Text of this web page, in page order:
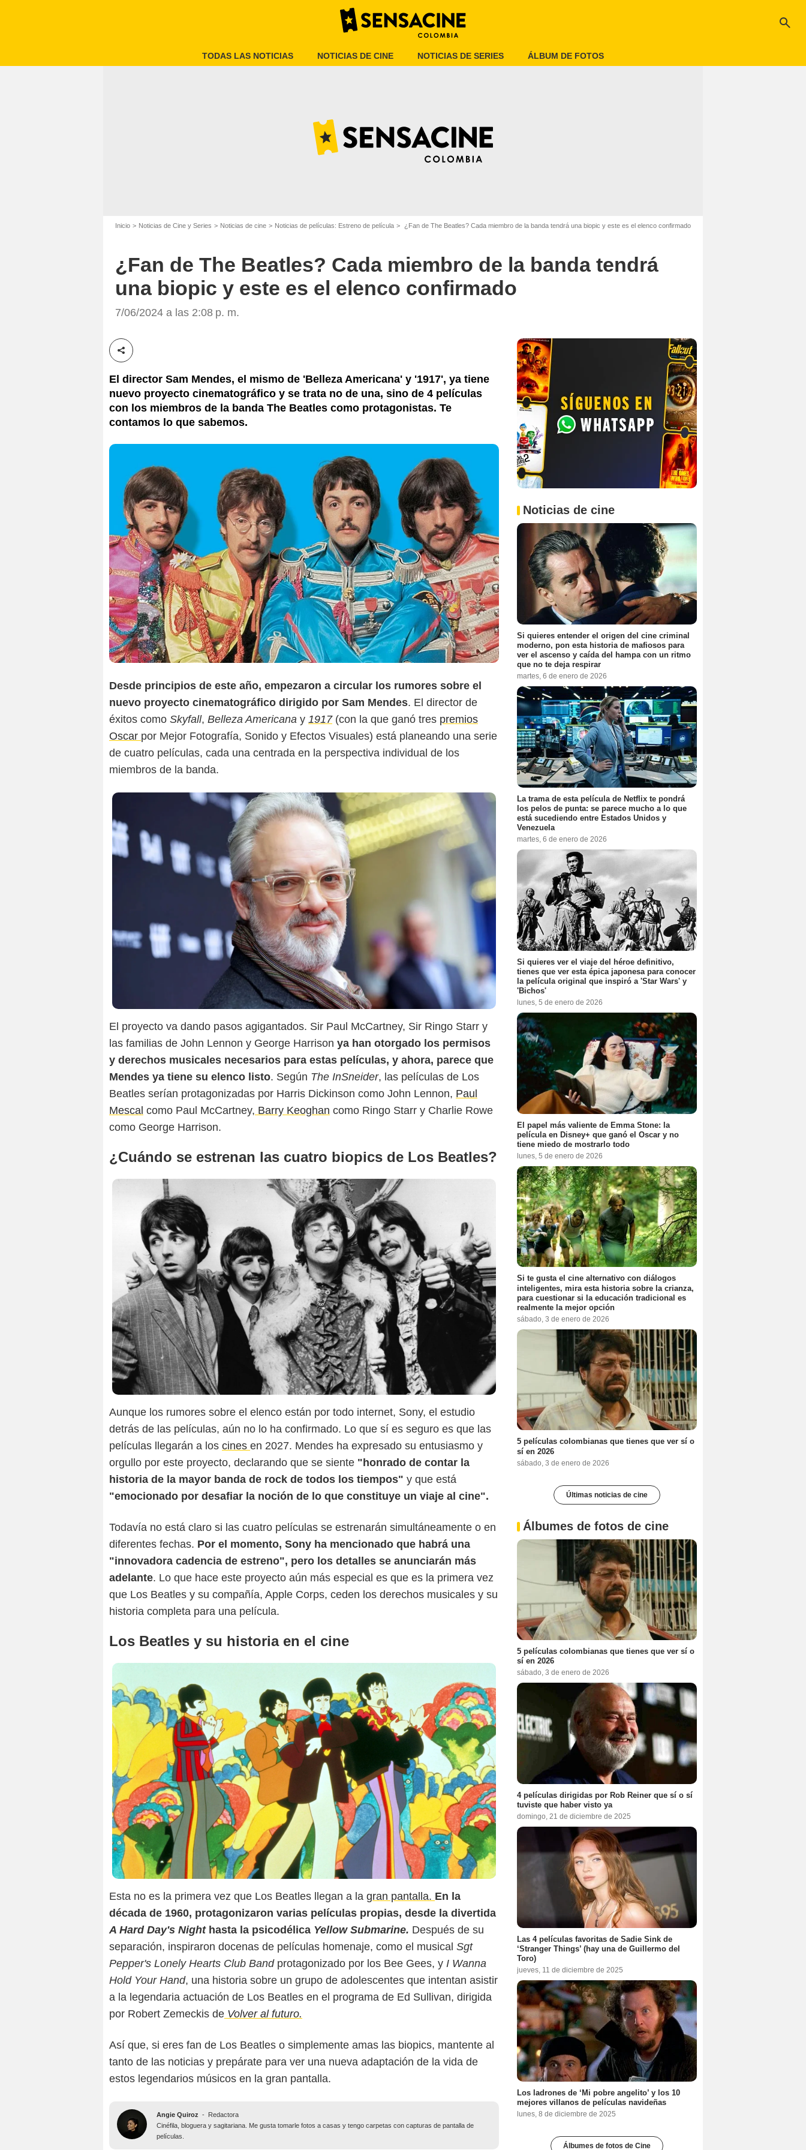
search
TODAS LAS NOTICIAS NOTICIAS DE CINE NOTICIAS DE SERIES ÁLBUM DE FOTOS
Inicio Noticias de Cine y Series Noticias de cine Noticias de películas: Estreno de película ¿Fan de The Beatles? Cada miembro de la banda tendrá una biopic y este es el elenco confirmado
¿Fan de The Beatles? Cada miembro de la banda tendrá
una biopic y este es el elenco confirmado
7/06/2024 a las 2:08 p. m.
Compartir esta noticia
El director Sam Mendes, el mismo de 'Belleza Americana' y '1917', ya tiene
nuevo proyecto cinematográfico y se trata no de una, sino de 4 películas
con los miembros de la banda The Beatles como protagonistas. Te
contamos lo que sabemos.
MovieWeb
Desde principios de este año, empezaron a circular los rumores sobre el
nuevo proyecto cinematográfico dirigido por Sam Mendes. El director de
éxitos como Skyfall, Belleza Americana y 1917 (con la que ganó tres premios
Oscar por Mejor Fotografía, Sonido y Efectos Visuales) está planeando una serie
de cuatro películas, cada una centrada en la perspectiva individual de los
miembros de la banda.
The Hollywood Reporter
El proyecto va dando pasos agigantados. Sir Paul McCartney, Sir Ringo Starr y
las familias de John Lennon y George Harrison ya han otorgado los permisos
y derechos musicales necesarios para estas películas, y ahora, parece que
Mendes ya tiene su elenco listo. Según The InSneider, las películas de Los
Beatles serían protagonizadas por Harris Dickinson como John Lennon, Paul
Mescal como Paul McCartney, Barry Keoghan como Ringo Starr y Charlie Rowe
como George Harrison.
¿Cuándo se estrenan las cuatro biopics de Los Beatles?
CNN
Aunque los rumores sobre el elenco están por todo internet, Sony, el estudio
detrás de las películas, aún no lo ha confirmado. Lo que sí es seguro es que las
películas llegarán a los cines en 2027. Mendes ha expresado su entusiasmo y
orgullo por este proyecto, declarando que se siente "honrado de contar la
historia de la mayor banda de rock de todos los tiempos" y que está
"emocionado por desafiar la noción de lo que constituye un viaje al cine".
Todavía no está claro si las cuatro películas se estrenarán simultáneamente o en
diferentes fechas. Por el momento, Sony ha mencionado que habrá una
"innovadora cadencia de estreno", pero los detalles se anunciarán más
adelante. Lo que hace este proyecto aún más especial es que es la primera vez
que Los Beatles y su compañía, Apple Corps, ceden los derechos musicales y su
historia completa para una película.
Los Beatles y su historia en el cine
Esta no es la primera vez que Los Beatles llegan a la gran pantalla. En la
década de 1960, protagonizaron varias películas propias, desde la divertida
A Hard Day's Nighthasta la psicodélica Yellow Submarine. Después de su
separación, inspiraron docenas de películas homenaje, como el musical Sgt
Pepper's Lonely Hearts Club Bandprotagonizado por los Bee Gees, y I Wanna
Hold Your Hand, una historia sobre un grupo de adolescentes que intentan asistir
a la legendaria actuación de Los Beatles en el programa de Ed Sullivan, dirigida
por Robert Zemeckis de Volver al futuro.
Así que, si eres fan de Los Beatles o simplemente amas las biopics, mantente al
tanto de las noticias y prepárate para ver una nueva adaptación de la vida de
estos legendarios músicos en la gran pantalla.
Angie Quiroz -
Redactora
Cinéfila, bloguera y sagitariana. Me gusta tomarle fotos a casas y tengo carpetas con capturas de pantalla de
películas.
Noticias de cine
Si quieres entender el origen del cine criminal
moderno, pon esta historia de mafiosos para
ver el ascenso y caída del hampa con un ritmo
que no te deja respirar
martes, 6 de enero de 2026
La trama de esta película de Netflix te pondrá
los pelos de punta: se parece mucho a lo que
está sucediendo entre Estados Unidos y
Venezuela
martes, 6 de enero de 2026
Si quieres ver el viaje del héroe definitivo,
tienes que ver esta épica japonesa para conocer
la película original que inspiró a 'Star Wars' y
'Bichos'
lunes, 5 de enero de 2026
El papel más valiente de Emma Stone: la
película en Disney+ que ganó el Oscar y no
tiene miedo de mostrarlo todo
lunes, 5 de enero de 2026
Si te gusta el cine alternativo con diálogos
inteligentes, mira esta historia sobre la crianza,
para cuestionar si la educación tradicional es
realmente la mejor opción
sábado, 3 de enero de 2026
5 películas colombianas que tienes que ver sí o
sí en 2026
sábado, 3 de enero de 2026
Últimas noticias de cine
Álbumes de fotos de cine
5 películas colombianas que tienes que ver sí o
sí en 2026
sábado, 3 de enero de 2026
4 películas dirigidas por Rob Reiner que sí o sí
tuviste que haber visto ya
domingo, 21 de diciembre de 2025
Las 4 películas favoritas de Sadie Sink de
‘Stranger Things’ (hay una de Guillermo del
Toro)
jueves, 11 de diciembre de 2025
Los ladrones de ‘Mi pobre angelito’ y los 10
mejores villanos de películas navideñas
lunes, 8 de diciembre de 2025
Álbumes de fotos de Cine